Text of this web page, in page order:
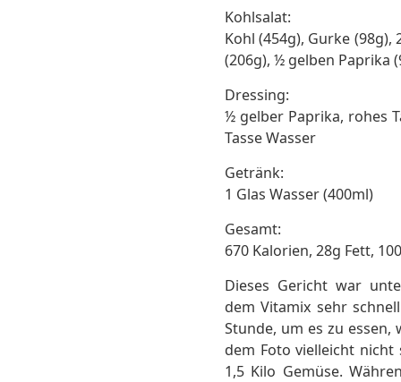
Kohlsalat:
Kohl (454g), Gurke (98g),
(206g), ½ gelben Paprika
Dressing:
½ gelber Paprika, rohes
Tasse Wasser
Getränk:
1 Glas Wasser (400ml)
Gesamt:
670 Kalorien, 28g Fett,
Dieses Gericht war
dem Vitamix sehr
Stunde, um es zu essen,
dem Foto vielleicht
1,5 Kilo Gemüse.